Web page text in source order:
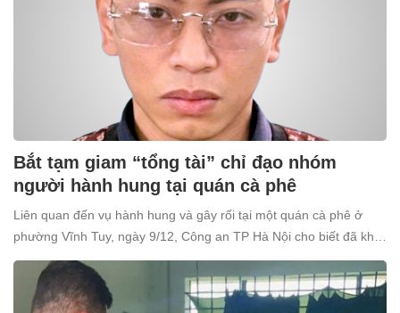
Bắt tạm giam “tổng tài” chỉ đạo nhóm
người hành hung tại quán cà phê
Liên quan đến vụ hành hung và gây rối tại một quán cà phê ở
phường Vĩnh Tuy, ngày 9/12, Công an TP Hà Nội cho biết đã khởi
tố và bắt tạm giam Nguyễn Văn Thiên (SN 1998, trú tại xã Ô
Diên, Hà Nội) để điều tra về tội “Gây rối trật tự công cộng”.